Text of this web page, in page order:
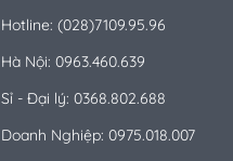
Hotline: (028)7109.95.96
Hà Nội: 0963.460.639
Sỉ - Đại lý: 0368.802.688
Doanh Nghiệp: 0975.018.007